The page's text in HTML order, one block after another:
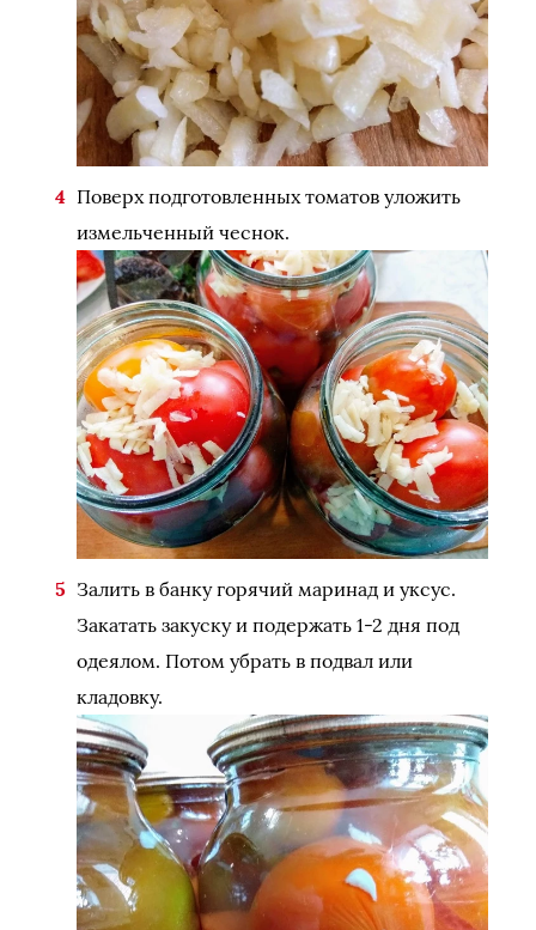
Поверх подготовленных томатов уложить
измельченный чеснок.
Залить в банку горячий маринад и уксус.
Закатать закуску и подержать 1-2 дня под
одеялом. Потом убрать в подвал или
кладовку.